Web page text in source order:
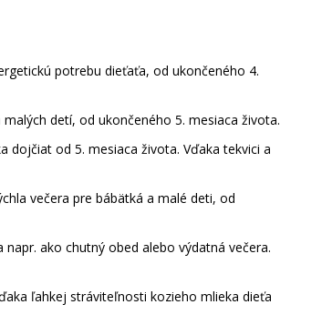
potrebu dieťaťa, od ukončeného 4.
detí, od ukončeného 5. mesiaca života.
dojčiat od 5. mesiaca života. Vďaka tekvici a
večera pre bábätká a malé deti, od
ako chutný obed alebo výdatná večera.
ľahkej stráviteľnosti kozieho mlieka dieťa